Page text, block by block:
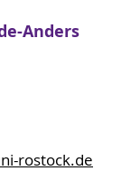
Anders
rostock.de